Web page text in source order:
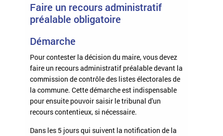
Faire un recours administratif
préalable obligatoire
Démarche
Pour contester la décision du maire, vous devez
faire un recours administratif préalable devant la
commission de contrôle des listes électorales de
la commune. Cette démarche est indispensable
pour ensuite pouvoir saisir le tribunal d'un
recours contentieux, si nécessaire.
Dans les 5 jours qui suivent la notification de la